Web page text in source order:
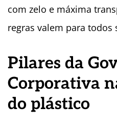
com zelo e máxima
regras valem para todos
Pilares da
Corporativa
do plástico